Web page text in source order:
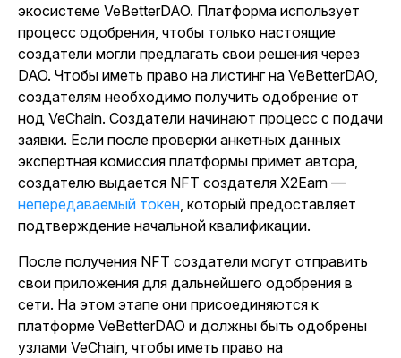
экосистеме VeBetterDAO. Платформа использует
процесс одобрения, чтобы только настоящие
создатели могли предлагать свои решения через
DAO. Чтобы иметь право на листинг на VeBetterDAO,
создателям необходимо получить одобрение от
нод VeChain. Создатели начинают процесс с подачи
заявки. Если после проверки анкетных данных
экспертная комиссия платформы примет автора,
создателю выдается NFT создателя X2Earn —
непередаваемый токен, который предоставляет
подтверждение начальной квалификации.
После получения NFT создатели могут отправить
свои приложения для дальнейшего одобрения в
сети. На этом этапе они присоединяются к
платформе VeBetterDAO и должны быть одобрены
узлами VeChain, чтобы иметь право на